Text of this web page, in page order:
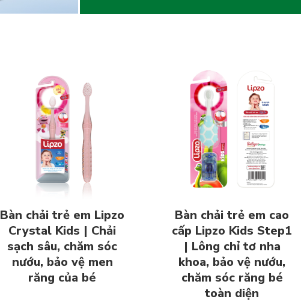
Bàn chải trẻ em Lipzo
Crystal Kids | Chải
sạch sâu, chăm sóc
nướu, bảo vệ men
răng của bé
Bàn chải trẻ em cao
cấp Lipzo Kids Step1
| Lông chỉ tơ nha
khoa, bảo vệ nướu,
chăm sóc răng bé
toàn diện